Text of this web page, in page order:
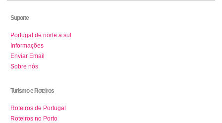
Suporte
Portugal de norte a sul
Informações
Enviar Email
Sobre nós
Turismo e Roteiros
Roteiros de Portugal
Roteiros no Porto